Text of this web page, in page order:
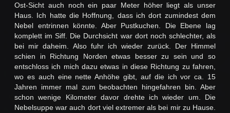
Ost-Sicht auch noch ein paar Meter höher liegt als unser
Haus. Ich hatte die Hoffnung, dass ich dort zumindest dem
Nebel entrinnen könnte. Aber Pustkuchen. Die Ebene lag
komplett im Siff. Die Durchsicht war dort noch schlechter, als
bei mir daheim. Also fuhr ich wieder zurück. Der Himmel
schien in Richtung Norden etwas besser zu sein und so
entschloss ich mich dazu etwas in diese Richtung zu fahren,
wo es auch eine nette Anhöhe gibt, auf die ich vor ca. 15
Jahren immer mal zum beobachten hingefahren bin. Aber
schon wenige Kilometer davor drehte ich wieder um. Die
Nebelsuppe war auch dort viel extremer als bei mir zu Hause.